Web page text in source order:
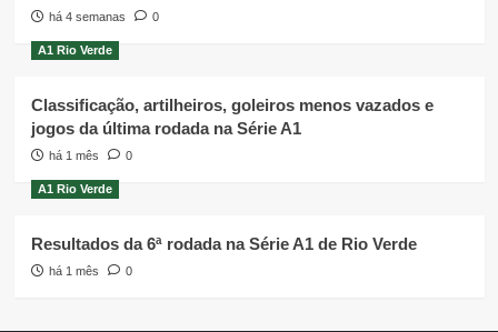
há 4 semanas 0
A1 Rio Verde
Classificação, artilheiros, goleiros menos vazados e
jogos da última rodada na Série A1
há 1 mês 0
A1 Rio Verde
Resultados da 6ª rodada na Série A1 de Rio Verde
há 1 mês 0